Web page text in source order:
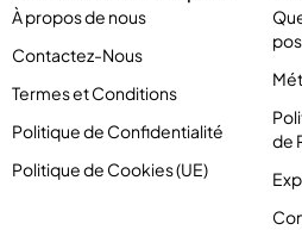
À propos de nous
Contactez-Nous
Termes et Conditions
Politique de Confidentialité
Politique de Cookies (UE)
de